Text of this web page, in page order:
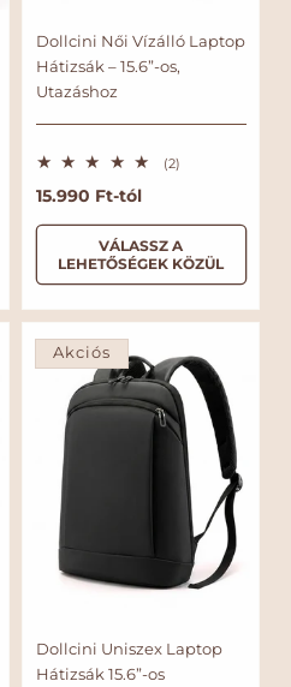
Dollcini Női Vízálló Laptop
Hátizsák – 15.6”-os,
Utazáshoz
(2)2
z
e
s
é
t
e
é
s
N
o
á
l
á
r
15.990 Ft-tól
VÁLASSZ A
LEHETŐSÉGEK KÖZÜL
Akciós
Dollcini Uniszex Laptop
Hátizsák 15.6”-os